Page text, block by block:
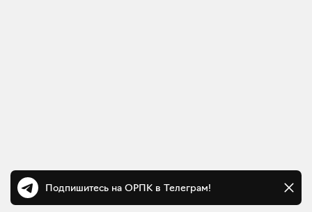
Подпишитесь на ОРПК в Телеграм!